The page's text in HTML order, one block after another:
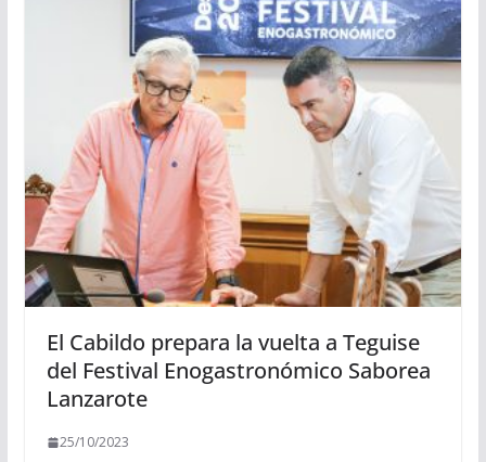
El Cabildo prepara la vuelta a Teguise
del Festival Enogastronómico Saborea
Lanzarote
25/10/2023